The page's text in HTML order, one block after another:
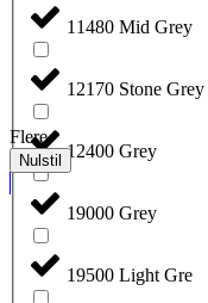
11480 Mid Grey
12170 Stone Grey
12400 Grey
19000 Grey
19500 Light Grey
Flere
Nulstil